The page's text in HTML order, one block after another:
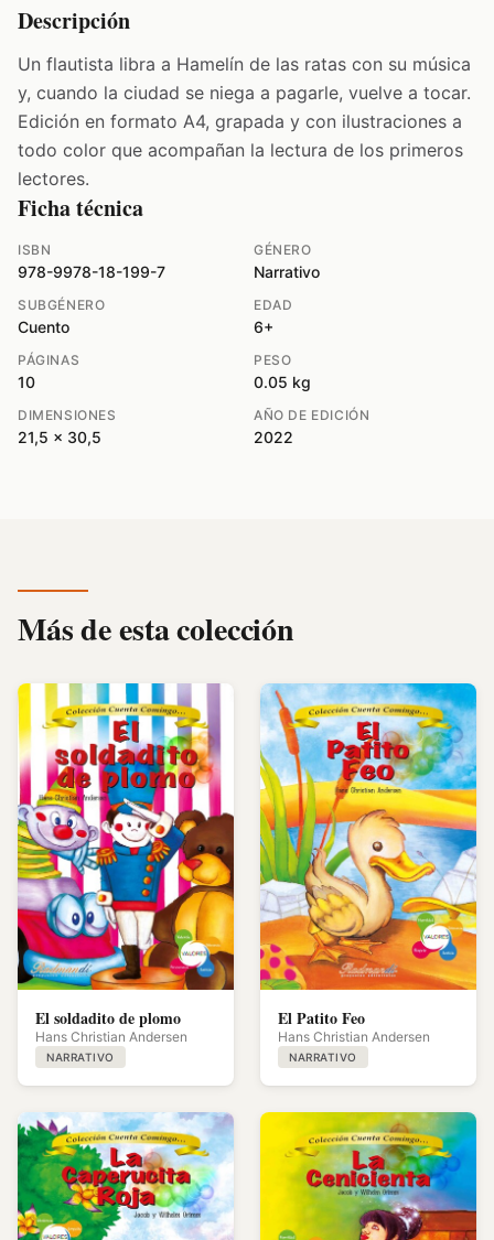
Descripción
Un flautista libra a Hamelín de las ratas con su música
y, cuando la ciudad se niega a pagarle, vuelve a tocar.
Edición en formato A4, grapada y con ilustraciones a
todo color que acompañan la lectura de los primeros
lectores.
Ficha técnica
ISBN
978-9978-18-199-7
GÉNERO
Narrativo
SUBGÉNERO
Cuento
EDAD
6+
PÁGINAS
10
PESO
0.05 kg
DIMENSIONES
21,5 x 30,5
AÑO DE EDICIÓN
2022
Más de esta colección
El soldadito de plomo
Hans Christian Andersen
NARRATIVO
El Patito Feo
Hans Christian Andersen
NARRATIVO